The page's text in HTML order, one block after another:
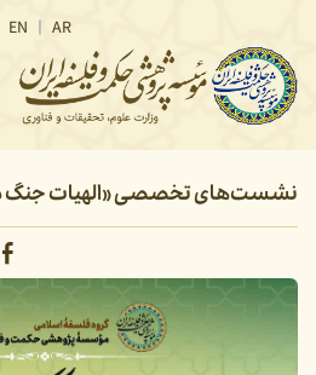
EN AR
نشست‌های تخصصی «الهیات جنگ